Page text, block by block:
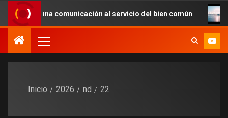
una comunicación al servicio del bien común
Inicio 2026 nd 22